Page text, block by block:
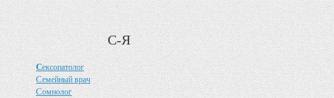
С-Я
Сексопатолог
Семейный врач
Сомнолог